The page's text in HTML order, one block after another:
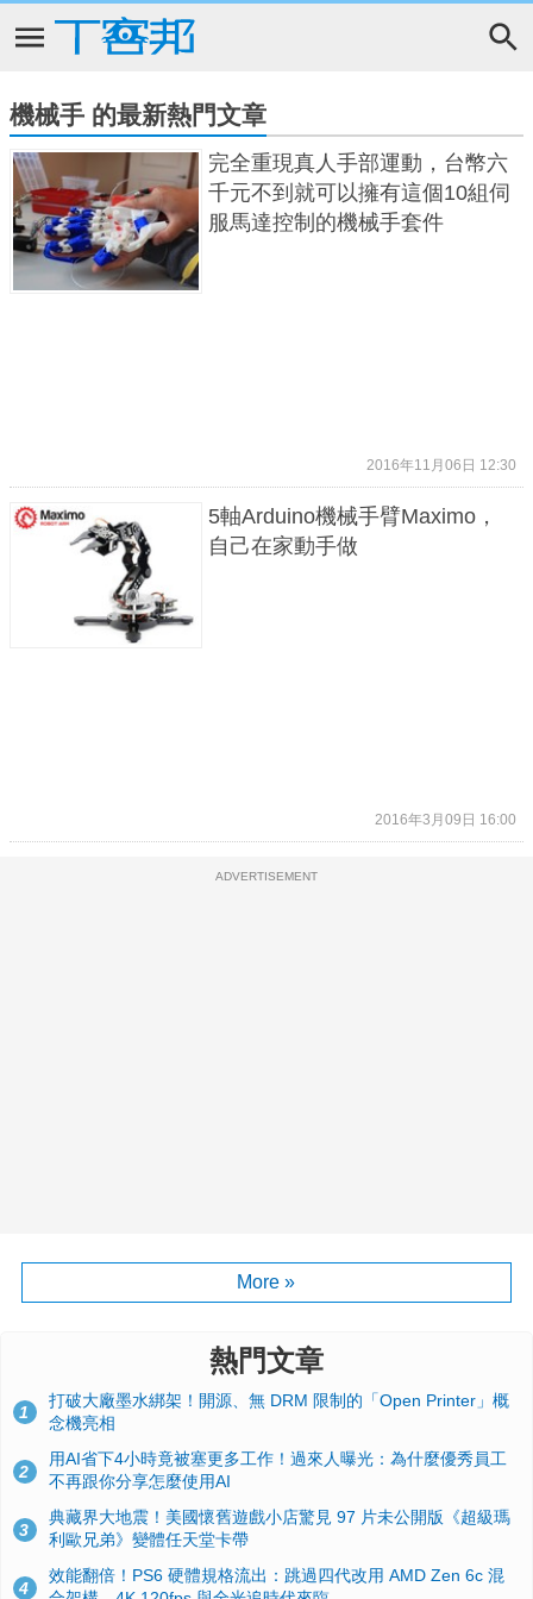
機械手 的最新熱門文章
完全重現真人手部運動，台幣六
千元不到就可以擁有這個10組伺
服馬達控制的機械手套件
2016年11月06日 12:30
5軸Arduino機械手臂Maximo，
自己在家動手做
2016年3月09日 16:00
ADVERTISEMENT
More »
熱門文章
1
打破大廠墨水綁架！開源、無 DRM 限制的「Open Printer」概
念機亮相
2
用AI省下4小時竟被塞更多工作！過來人曝光：為什麼優秀員工
不再跟你分享怎麼使用AI
3
典藏界大地震！美國懷舊遊戲小店驚見 97 片未公開版《超級瑪
利歐兄弟》變體任天堂卡帶
4
效能翻倍！PS6 硬體規格流出：跳過四代改用 AMD Zen 6c 混